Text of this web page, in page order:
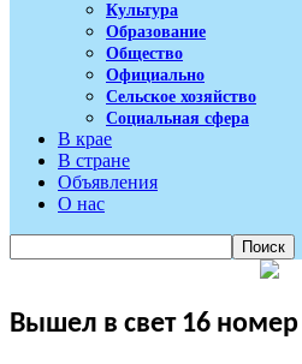
Культура
Образование
Общество
Официально
Сельское хозяйство
Социальная сфера
В крае
В стране
Объявления
О нас
Вышел в свет 16